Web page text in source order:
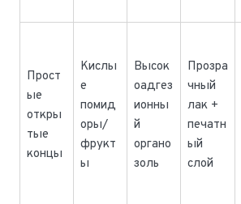
Прост
ые
откры
тые
концы
Кислы
е
помид
оры/
фрукт
ы
Высок
оадгез
ионны
й
органо
золь
Прозра
чный
лак +
печатн
ый
слой